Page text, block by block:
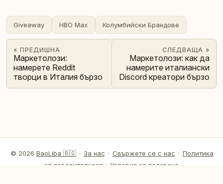
Giveaway HBO Max Колумбийски Брандове
« ПРЕДИШНА
Маркетолози:
намерете Reddit
творци в Италия бързо
СЛЕДВАЩА »
Маркетолози: как да
намерите италиански
Discord креатори бързо
© 2026 BaoLiba 🇧🇬 · За нас · Свържете се с нас · Политика
за поверителност · Условия за ползване